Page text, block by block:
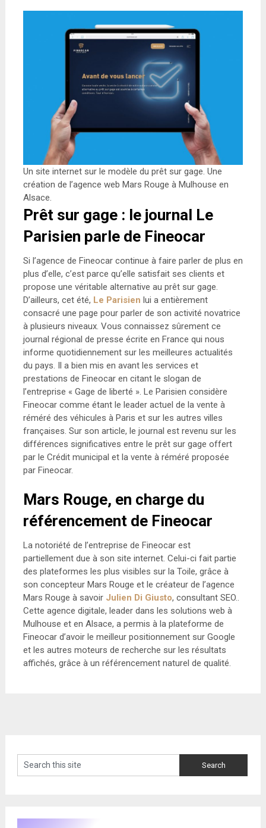
Un site internet sur le modèle du prêt sur gage. Une
création de l’agence web Mars Rouge à Mulhouse en
Alsace.
Prêt sur gage : le journal Le
Parisien parle de Fineocar
Si l’agence de Fineocar continue à faire parler de plus en
plus d’elle, c’est parce qu’elle satisfait ses clients et
propose une véritable alternative au prêt sur gage.
D’ailleurs, cet été, Le Parisien lui a entièrement
consacré une page pour parler de son activité novatrice
à plusieurs niveaux. Vous connaissez sûrement ce
journal régional de presse écrite en France qui nous
informe quotidiennement sur les meilleures actualités
du pays. Il a bien mis en avant les services et
prestations de Fineocar en citant le slogan de
l’entreprise « Gage de liberté ». Le Parisien considère
Fineocar comme étant le leader actuel de la vente à
réméré des véhicules à Paris et sur les autres villes
françaises. Sur son article, le journal est revenu sur les
différences significatives entre le prêt sur gage offert
par le Crédit municipal et la vente à réméré proposée
par Fineocar.
Mars Rouge, en charge du
référencement de Fineocar
La notoriété de l’entreprise de Fineocar est
partiellement due à son site internet. Celui-ci fait partie
des plateformes les plus visibles sur la Toile, grâce à
son concepteur Mars Rouge et le créateur de l’agence
Mars Rouge à savoir Julien Di Giusto, consultant SEO..
Cette agence digitale, leader dans les solutions web à
Mulhouse et en Alsace, a permis à la plateforme de
Fineocar d’avoir le meilleur positionnement sur Google
et les autres moteurs de recherche sur les résultats
affichés, grâce à un référencement naturel de qualité.